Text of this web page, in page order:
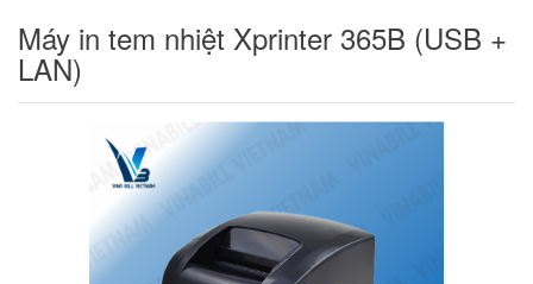
Máy in tem nhiệt Xprinter 365B (USB +
LAN)